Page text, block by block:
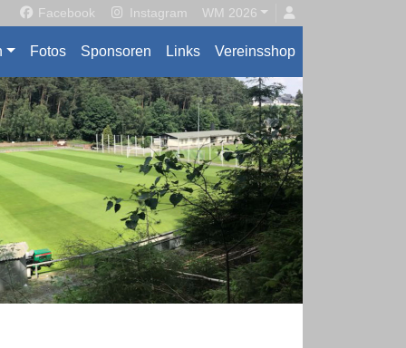
Facebook Instagram WM 2026
Fotos Sponsoren Links Vereinsshop